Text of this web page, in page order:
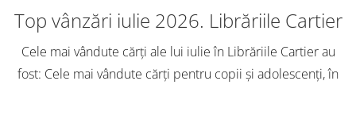
Top vânzări iulie 2026. Librăriile Cartier
Cele mai vândute cărți ale lui iulie în Librăriile Cartier au
fost: Cele mai vândute cărți pentru copii și adolescenți, în